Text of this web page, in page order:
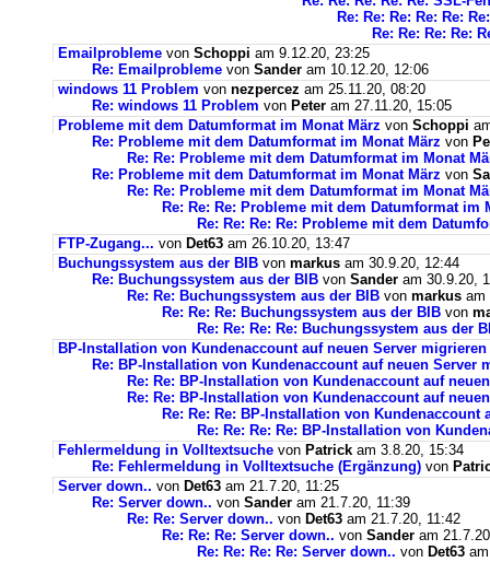
Re: Re: Re: Re: Re:
Re: Re: Re: Re:
Emailprobleme von Schoppi am 9.12.20, 23:25
Re: Emailprobleme von Sander am 10.12.20, 12:06
windows 11 Problem von nezpercez am 25.11.20, 08:20
Re: windows 11 Problem von Peter am 27.11.20, 15:05
Probleme mit dem Datumformat im Monat März von Schoppi
Re: Probleme mit dem Datumformat im Monat März von
Re: Re: Probleme mit dem Datumformat im Monat
Re: Probleme mit dem Datumformat im Monat März von
Re: Re: Probleme mit dem Datumformat im Monat
Re: Re: Re: Probleme mit dem Datumformat im
Re: Re: Re: Re: Probleme mit dem
FTP-Zugang... von Det63 am 26.10.20, 13:47
Buchungssystem aus der BIB von markus am 30.9.20, 12:44
Re: Buchungssystem aus der BIB von Sander am 30.9.20,
Re: Re: Buchungssystem aus der BIB von markus am
Re: Re: Re: Buchungssystem aus der BIB von
Re: Re: Re: Re: Buchungssystem aus der
BP-Installation von Kundenaccount auf neuen Server migrieren
Re: BP-Installation von Kundenaccount auf neuen Server
Re: Re: BP-Installation von Kundenaccount auf
Re: Re: BP-Installation von Kundenaccount auf
Re: Re: Re: BP-Installation von Kundenaccount
Re: Re: Re: Re: BP-Installation von
Fehlermeldung in Volltextsuche von Patrick am 3.8.20, 15:34
Re: Fehlermeldung in Volltextsuche (Ergänzung) von
Server down.. von Det63 am 21.7.20, 11:25
Re: Server down.. von Sander am 21.7.20, 11:39
Re: Re: Server down.. von Det63 am 21.7.20, 11:42
Re: Re: Re: Server down.. von Sander am
Re: Re: Re: Re: Server down.. von Det63